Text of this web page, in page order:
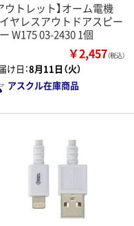
ウトレット】オーム電機
ヤレスアウトドアスピー
W175 03-2430 1個
￥2,457（税込）
け日：8月11日（火）
アスクル在庫商品